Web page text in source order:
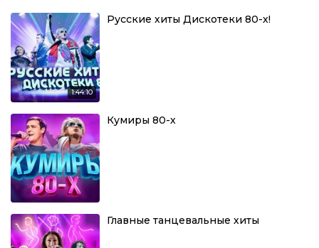
1:44:10
Русские хиты Дискотеки 80-х!
Кумиры 80-х
Главные танцевальные хиты